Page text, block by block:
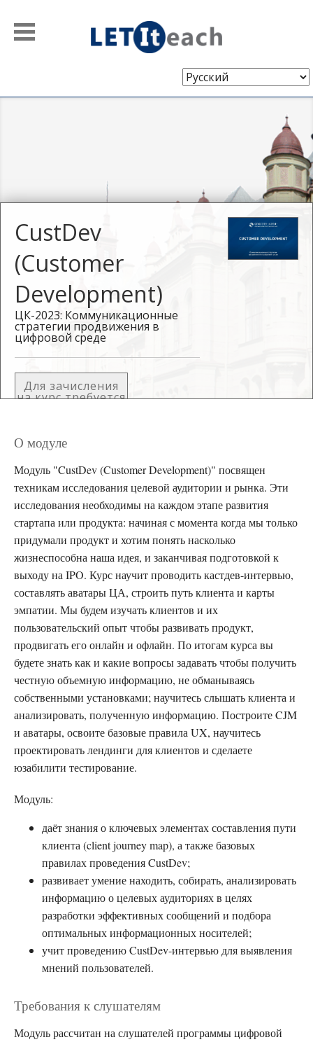
Выберите
язык
CustDev
(Customer
Development)
ЦК-2023: Коммуникационные
стратегии продвижения в
цифровой среде
Для зачисления
на курс требуется
О модуле
Модуль "CustDev (Customer Development)" посвящен
техникам исследования целевой аудитории и рынка. Эти
исследования необходимы на каждом этапе развития
стартапа или продукта: начиная с момента когда мы только
придумали продукт и хотим понять насколько
жизнеспособна наша идея, и заканчивая подготовкой к
выходу на IPO. Курс научит проводить кастдев-интервью,
составлять аватары ЦА, строить путь клиента и карты
эмпатии. Мы будем изучать клиентов и их
пользовательский опыт чтобы развивать продукт,
продвигать его онлайн и офлайн. По итогам курса вы
будете знать как и какие вопросы задавать чтобы получить
честную объемную информацию, не обманываясь
собственными установками; научитесь слышать клиента и
анализировать, полученную информацию. Построите CJM
и аватары, освоите базовые правила UX, научитесь
проектировать лендинги для клиентов и сделаете
юзабилити тестирование.
Модуль:
даёт знания о ключевых элементах составления пути
клиента (client journey map), а также базовых
правилах проведения CustDev;
развивает умение находить, собирать, анализировать
информацию о целевых аудиториях в целях
разработки эффективных сообщений и подбора
оптимальных информационных носителей;
учит проведению CustDev-интервью для выявления
мнений пользователей.
Требования к слушателям
Модуль рассчитан на слушателей программы цифровой